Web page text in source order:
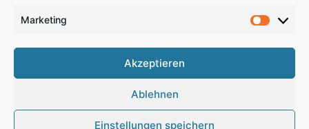
Marketing
Akzeptieren
Ablehnen
Einstellungen speichern
Copyright 2026, All Rights Reserved
Haftungsausschluss